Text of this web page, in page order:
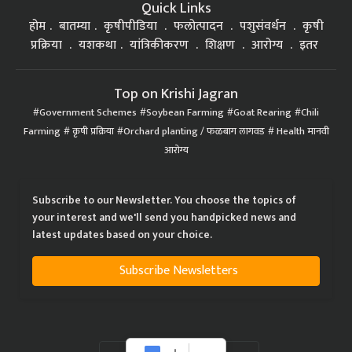
Quick Links
होम बातम्या कृषीपीडिया फलोत्पादन पशुसंवर्धन
कृषी
प्रक्रिया
यशकथा यांत्रिकीकरण शिक्षण आरोग्य इतर
Top on Krishi Jagran
Government Schemes Soybean Farming Goat Rearing Chili
Farming कृषी प्रक्रिया Orchard planting / फळबाग लागवड Health मानवी
आरोग्य
Subscribe to our Newsletter. You choose the topics of
your interest and we'll send you handpicked news and
latest updates based on your choice.
Subscribe Newsletters